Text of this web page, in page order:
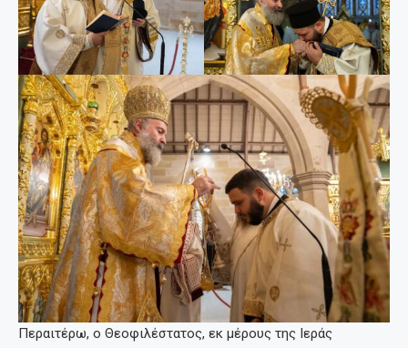
Περαιτέρω, ο Θεοφιλέστατος, εκ μέρους της Ιεράς